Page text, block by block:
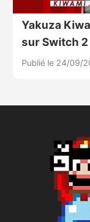
Yakuza
sur Switch 2
Publié le 24/09/